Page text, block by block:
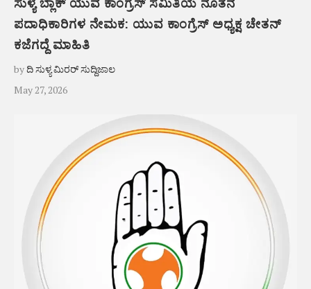
ಸುಳ್ಯ ಬ್ಲಾಕ್ ಯುವ ಕಾಂಗ್ರೆಸ್ ಸಮಿತಿಯ ನೂತನ
ಪದಾಧಿಕಾರಿಗಳ ನೇಮಕ: ಯುವ ಕಾಂಗ್ರೆಸ್ ಅಧ್ಯಕ್ಷ ಚೇತನ್
ಕಜೆಗದ್ದೆ ಮಾಹಿತಿ
byದಿ ಸುಳ್ಯ ಮಿರರ್ ಸುದ್ದಿಜಾಲ
May 27, 2026